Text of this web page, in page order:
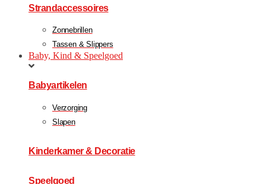
Strandaccessoires
Zonnebrillen
Tassen & Slippers
Baby, Kind & Speelgoed
Babyartikelen
Verzorging
Slapen
Kinderkamer & Decoratie
Speelgoed